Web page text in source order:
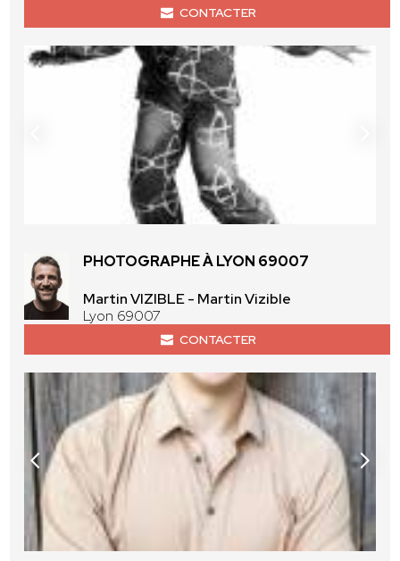
CONTACTER
PHOTOGRAPHE À LYON 69007
Martin VIZIBLE - Martin Vizible
Lyon 69007
CONTACTER